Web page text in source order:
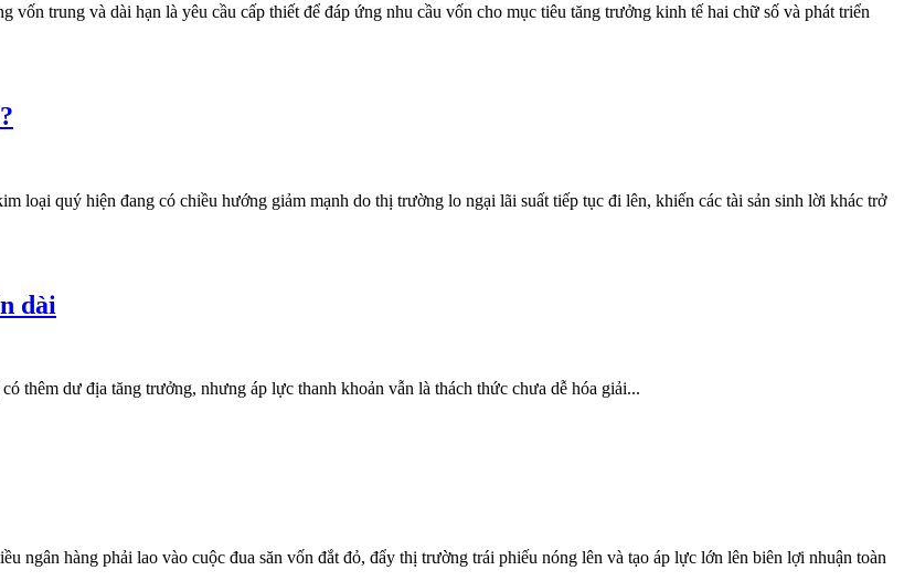
trung và dài hạn là yêu cầu cấp thiết để đáp ứng nhu cầu vốn cho mục tiêu tăng trưởng kinh tế hai chữ số và phát triển
loại quý hiện đang có chiều hướng giảm mạnh do thị trường lo ngại lãi suất tiếp tục đi lên, khiến các tài sản sinh lời khác trở
dài
thêm dư địa tăng trưởng, nhưng áp lực thanh khoản vẫn là thách thức chưa dễ hóa giải...
ngân hàng phải lao vào cuộc đua săn vốn đắt đỏ, đẩy thị trường trái phiếu nóng lên và tạo áp lực lớn lên biên lợi nhuận toàn